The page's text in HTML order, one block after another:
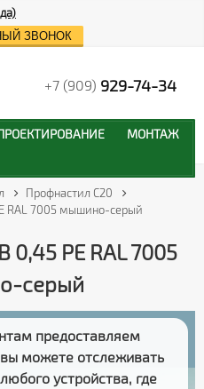
Профнастил С20
RAL 7005 мышино-серый
PE RAL 7005
серый
предоставляем
вы можете отслеживать
устройства, где
ЗВОНОК
+7 (909) 929-74-34
МОНТАЖ